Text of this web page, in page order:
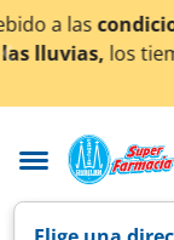
< divpor